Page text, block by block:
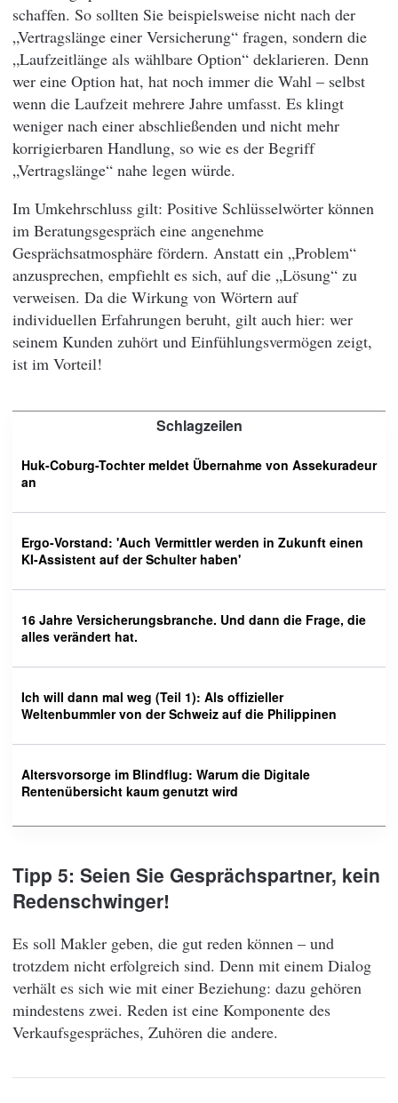
schaffen. So sollten Sie beispielsweise nicht nach der
„Vertragslänge einer Versicherung“ fragen, sondern die
„Laufzeitlänge als wählbare Option“ deklarieren. Denn
wer eine Option hat, hat noch immer die Wahl – selbst
wenn die Laufzeit mehrere Jahre umfasst. Es klingt
weniger nach einer abschließenden und nicht mehr
korrigierbaren Handlung, so wie es der Begriff
„Vertragslänge“ nahe legen würde.
Im Umkehrschluss gilt: Positive Schlüsselwörter können
im Beratungsgespräch eine angenehme
Gesprächsatmosphäre fördern. Anstatt ein „Problem“
anzusprechen, empfiehlt es sich, auf die „Lösung“ zu
verweisen. Da die Wirkung von Wörtern auf
individuellen Erfahrungen beruht, gilt auch hier: wer
seinem Kunden zuhört und Einfühlungsvermögen zeigt,
ist im Vorteil!
Schlagzeilen
Huk-Coburg-Tochter meldet Übernahme von Assekuradeur
an
Ergo-Vorstand: 'Auch Vermittler werden in Zukunft einen
KI-Assistent auf der Schulter haben'
16 Jahre Versicherungsbranche. Und dann die Frage, die
alles verändert hat.
Ich will dann mal weg (Teil 1): Als offizieller
Weltenbummler von der Schweiz auf die Philippinen
Altersvorsorge im Blindflug: Warum die Digitale
Rentenübersicht kaum genutzt wird
Tipp 5: Seien Sie Gesprächspartner, kein
Redenschwinger!
Es soll Makler geben, die gut reden können – und
trotzdem nicht erfolgreich sind. Denn mit einem Dialog
verhält es sich wie mit einer Beziehung: dazu gehören
mindestens zwei. Reden ist eine Komponente des
Verkaufsgespräches, Zuhören die andere.